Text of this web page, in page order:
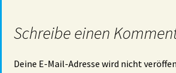
Schreibe einen
Deine E-Mail-Adresse wird nicht